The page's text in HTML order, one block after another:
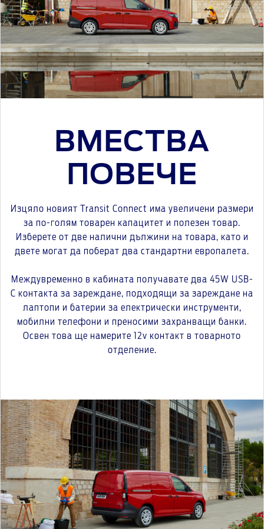
ВМЕСТВА
ПОВЕЧЕ
Изцяло новият Transit Connect има увеличени размери
за по-голям товарен капацитет и полезен товар.
Изберете от две налични дължини на товара, като и
двете могат да поберат два стандартни европалета.
Междувременно в кабината получавате два 45W USB-
C контакта за зареждане, подходящи за зареждане на
лаптопи и батерии за електрически инструменти,
мобилни телефони и преносими захранващи банки.
Освен това ще намерите 12v контакт в товарното
отделение.